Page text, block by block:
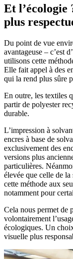
Et l’écologie
plus
Du point de vue
avantageuse – c’est
utilisons cette
Elle fait appel à des
qui la rend plus sûre
En outre, les textiles
partir de polyester
durable.
L’impression à
encres à base de
exclusivement des
versions plus
particulières.
élevée que celle de
cette méthode aux
notamment pour
Cela nous permet de
volontairement
écologiques. Un
visuelle plus